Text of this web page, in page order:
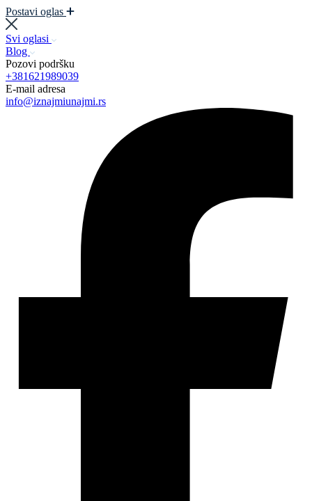
Postavi oglas
Svi oglasi
Blog
Pozovi podršku
+381621989039
E-mail adresa
info@iznajmiunajmi.rs